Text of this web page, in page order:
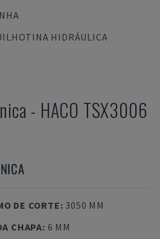
HIDRÁULICA
- HACO TSX3006
DE CORTE: 3050 MM
CHAPA: 6 MM